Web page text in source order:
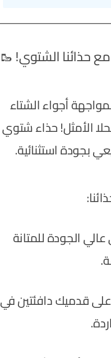
حذائنا الشتوي! 🥾
أجواء الشتاء
الأمثل! حذاء شتوي
بجودة استثنائية.
الجودة للمتانة
قدميك دافئتين في